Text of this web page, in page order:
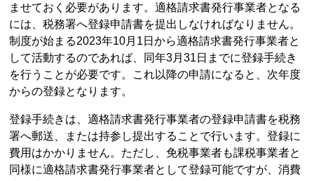
ませておく必要があります。適格請求書発行事業者となる
には、税務署へ登録申請書を提出しなければなりません。
制度が始まる2023年10月1日から適格請求書発行事業者と
して活動するのであれば、同年3月31日までに登録手続き
を行うことが必要です。これ以降の申請になると、次年度
からの登録となります。
登録手続きは、適格請求書発行事業者の登録申請書を税務
署へ郵送、または持参し提出することで行います。登録に
費用はかかりません。ただし、免税事業者も課税事業者と
同様に適格請求書発行事業者として登録可能ですが、消費